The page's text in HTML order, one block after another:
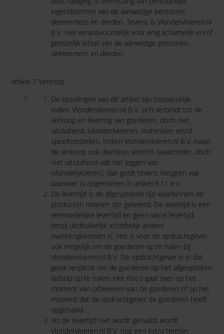
eigendommen van de aanwezige personen,
deelnemers en derden. Tevens is Vlondervloeren.nl
B.V. niet verantwoordelijk voor enig lichamelijk en/of
geestelijk letsel van de aanwezige personen,
deelnemers en derden.
Artikel 7 Verkoop
De bepalingen van dit artikel zijn toepasselijk,
indien Vlondervloeren.nl B.V. zich verbindt tot de
verkoop en levering van goederen, doch niet
uitsluitend, (vlonder)vloeren, materialen en/of
speeltoestellen. Indien Vlondervloeren.nl B.V. naast
de verkoop ook diensten verricht (waaronder, doch
niet uitsluitend valt het leggen van
(vlonder)vloeren), dan geldt tevens hetgeen wat
daarover is opgenomen in artikel 6.11 e.v.
De levertijd is de afgesproken tijd waarbinnen de
producten moeten zijn geleverd. De levertijd is een
vermoedelijke levertijd en geen vaste levertijd,
tenzij uitdrukkelijk schriftelijk anders
overeengekomen is. Het is voor de opdrachtgever
ook mogelijk om de goederen op te halen bij
Vlondervloeren.nl B.V. De opdrachtgever is in dat
geval verplicht om de goederen op het afgesproken
tijdstip op te halen. Het risico gaat over op het
moment van (af)leveren van de goederen of op het
moment dat de opdrachtgever de goederen heeft
opgehaald.
Als de levertijd niet wordt gehaald, wordt
Vlondervloeren.nl B.V. nog een extra termijn